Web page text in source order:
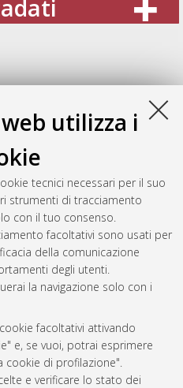
utilizza i
tecnici necessari per il suo
strumenti di tracciamento
con il tuo consenso.
facoltativi sono usati per
della comunicazione
degli utenti.
la navigazione solo con i
facoltativi attivando
e, se vuoi, potrai esprimere
cookie di profilazione".
e verificare lo stato dei